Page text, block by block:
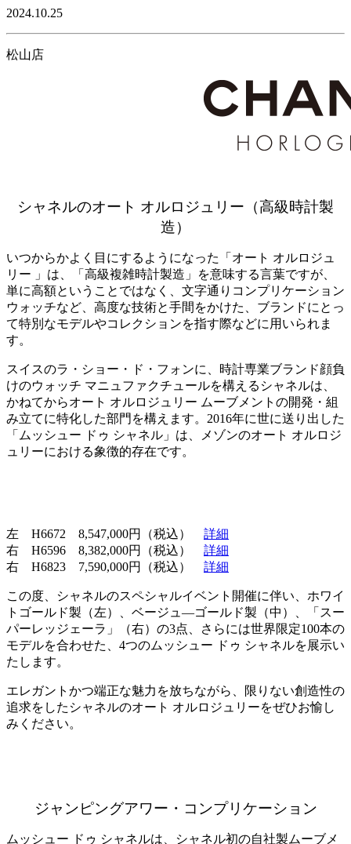
2024.10.25
松山店
シャネルのオート オルロジュリー（高級時計製
造）
いつからかよく目にするようになった「オート オルロジュ
リー 」は、「高級複雑時計製造」を意味する言葉ですが、
単に高額ということではなく、文字通りコンプリケーション
ウォッチなど、高度な技術と手間をかけた、ブランドにとっ
て特別なモデルやコレクションを指す際などに用いられま
す。
スイスのラ・ショー・ド・フォンに、時計専業ブランド顔負
けのウォッチ マニュファクチュールを構えるシャネルは、
かねてからオート オルロジュリー ムーブメントの開発・組
み立てに特化した部門を構えます。2016年に世に送り出した
「ムッシュー ドゥ シャネル」は、メゾンのオート オルロジ
ュリーにおける象徴的存在です。
左 H6672 8,547,000円（税込） 詳細
右 H6596 8,382,000円（税込） 詳細
右 H6823 7,590,000円（税込） 詳細
この度、シャネルのスペシャルイベント開催に伴い、ホワイ
トゴールド製（左）、ベージュ―ゴールド製（中）、「スー
パーレッジェーラ」（右）の3点、さらには世界限定100本の
モデルを合わせた、4つのムッシュー ドゥ シャネルを展示い
たします。
エレガントかつ端正な魅力を放ちながら、限りない創造性の
追求をしたシャネルのオート オルロジュリーをぜひお愉し
みください。
ジャンピングアワー・コンプリケーション
ムッシュー ドゥ シャネルは、シャネル初の自社製ムーブメ